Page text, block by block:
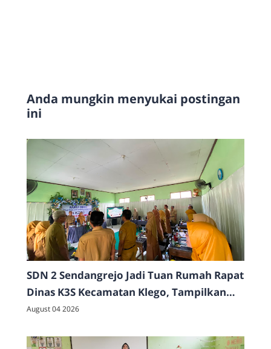
Anda mungkin menyukai postingan
ini
SDN 2 Sendangrejo Jadi Tuan Rumah Rapat
Dinas K3S Kecamatan Klego, Tampilkan
Beragam Potensi dan Prestasi Sekolah
August 04 2026